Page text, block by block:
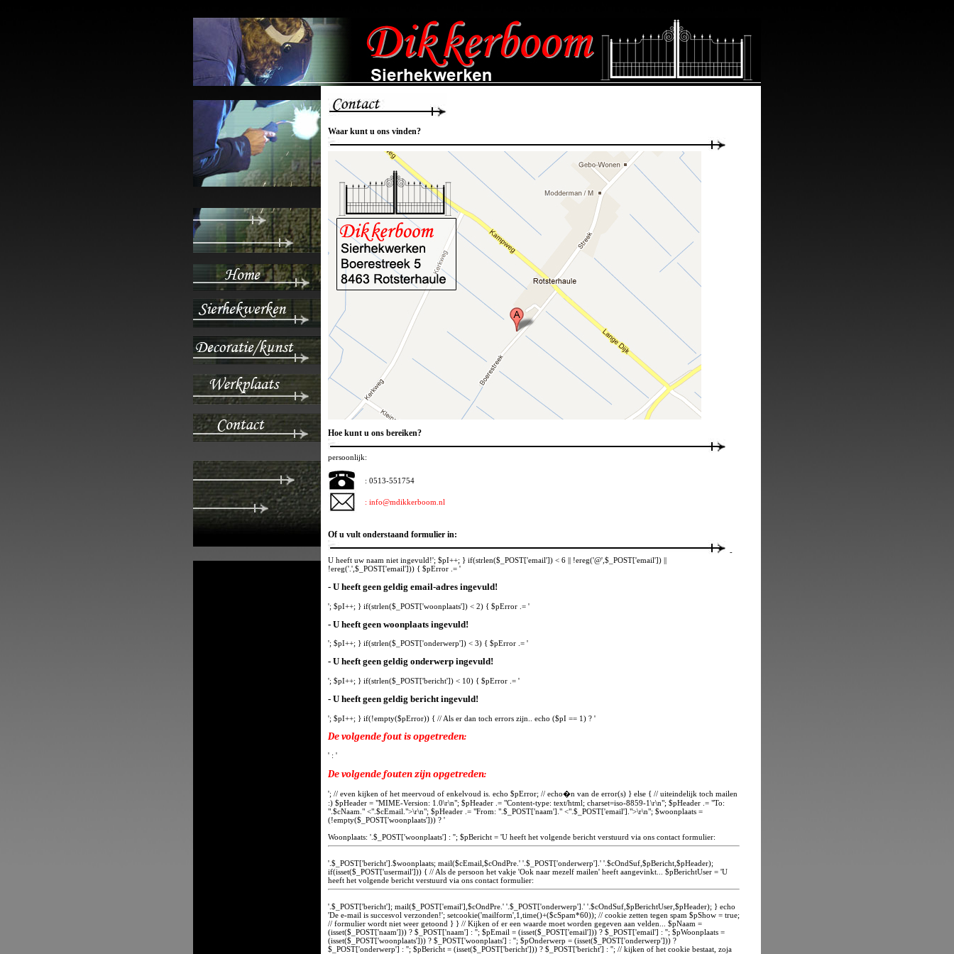
Waar kunt u ons vinden?
Hoe kunt u ons bereiken?
persoonlijk:
: 0513-551754
: info@mdikkerboom.nl
Of u vult onderstaand formulier in:
-
U heeft uw naam niet ingevuld!'; $pI++; } if(strlen($_POST['email']) < 6 || !ereg('@',$_POST['email']) ||
!ereg('.',$_POST['email'])) { $pError .= '
- U heeft geen geldig email-adres ingevuld!
'; $pI++; } if(strlen($_POST['woonplaats']) < 2) { $pError .= '
- U heeft geen woonplaats ingevuld!
'; $pI++; } if(strlen($_POST['onderwerp']) < 3) { $pError .= '
- U heeft geen geldig onderwerp ingevuld!
'; $pI++; } if(strlen($_POST['bericht']) < 10) { $pError .= '
- U heeft geen geldig bericht ingevuld!
'; $pI++; } if(!empty($pError)) { // Als er dan toch errors zijn.. echo ($pI == 1) ? '
De volgende fout is opgetreden:
' : '
De volgende fouten zijn opgetreden:
'; // even kijken of het meervoud of enkelvoud is. echo $pError; // echo�n van de error(s) } else { // uiteindelijk toch mailen
:) $pHeader = "MIME-Version: 1.0\r\n"; $pHeader .= "Content-type: text/html; charset=iso-8859-1\r\n"; $pHeader .= "To:
".$cNaam." <".$cEmail.">\r\n"; $pHeader .= "From: ".$_POST['naam']." <".$_POST['email'].">\r\n"; $woonplaats =
(!empty($_POST['woonplaats'])) ? '
Woonplaats: '.$_POST['woonplaats'] : ''; $pBericht = 'U heeft het volgende bericht verstuurd via ons contact formulier:
'.$_POST['bericht'].$woonplaats; mail($cEmail,$cOndPre.' '.$_POST['onderwerp'].' '.$cOndSuf,$pBericht,$pHeader);
if(isset($_POST['usermail'])) { // Als de persoon het vakje 'Ook naar mezelf mailen' heeft aangevinkt... $pBerichtUser = 'U
heeft het volgende bericht verstuurd via ons contact formulier:
'.$_POST['bericht']; mail($_POST['email'],$cOndPre.' '.$_POST['onderwerp'].' '.$cOndSuf,$pBerichtUser,$pHeader); } echo
'De e-mail is succesvol verzonden!'; setcookie('mailform',1,time()+($cSpam*60)); // cookie zetten tegen spam $pShow = true;
// formulier wordt niet weer getoond } } // Kijken of er een waarde moet worden gegeven aan velden... $pNaam =
(isset($_POST['naam'])) ? $_POST['naam'] : ''; $pEmail = (isset($_POST['email'])) ? $_POST['email'] : ''; $pWoonplaats =
(isset($_POST['woonplaats'])) ? $_POST['woonplaats'] : ''; $pOnderwerp = (isset($_POST['onderwerp'])) ?
$_POST['onderwerp'] : ''; $pBericht = (isset($_POST['bericht'])) ? $_POST['bericht'] : ''; // kijken of het cookie bestaat, zoja